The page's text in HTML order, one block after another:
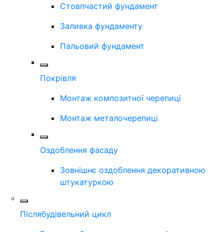
Стовпчастий фундамент
Заливка фундаменту
Пальовий фундамент
Покрівля
Монтаж композитної черепиці
Монтаж металочерепиці
Оздоблення фасаду
Зовнішнє оздоблення декоративною
штукатуркою
Післябудівельний цикл